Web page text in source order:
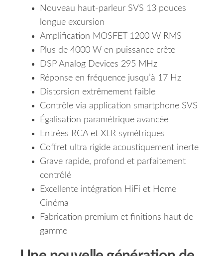
Nouveau haut-parleur SVS 13 pouces
longue excursion
Amplification MOSFET 1200 W RMS
Plus de 4000 W en puissance crête
DSP Analog Devices 295 MHz
Réponse en fréquence jusqu’à 17 Hz
Distorsion extrêmement faible
Contrôle via application smartphone SVS
Égalisation paramétrique avancée
Entrées RCA et XLR symétriques
Coffret ultra rigide acoustiquement inerte
Grave rapide, profond et parfaitement
contrôlé
Excellente intégration HiFi et Home
Cinéma
Fabrication premium et finitions haut de
gamme